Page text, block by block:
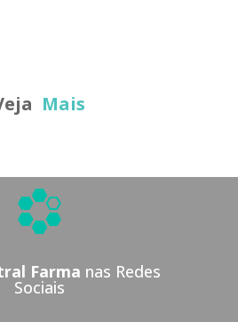
Mais
Farma nas Redes
Sociais